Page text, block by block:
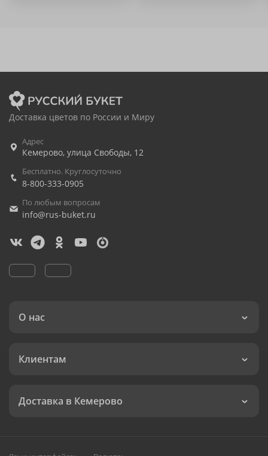
Доставка цветов по России и Миру
Адрес
Кемерово, улица Свободы, 12
Бесплатно. Круглосуточно
8-800-333-0905
По любым вопросам
info@rus-buket.ru
О нас
Клиентам
Доставка в Кемерово